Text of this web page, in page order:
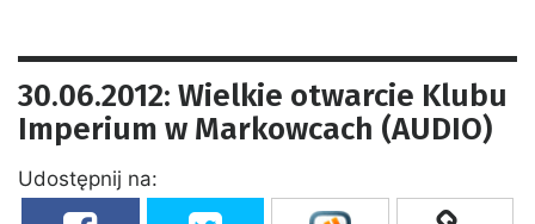
30.06.2012: Wielkie otwarcie Klubu
Imperium w Markowcach (AUDIO)
Udostępnij na: